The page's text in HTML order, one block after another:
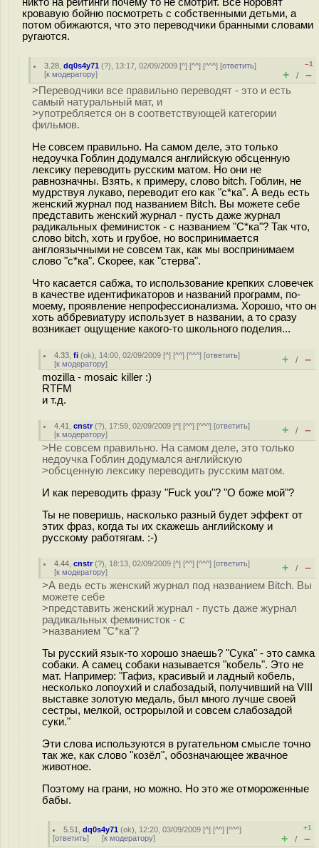
кровавую бойню посмотреть с собственными детьми, а
потом обижаются, что это переводчики бранными словами
ругаются.
3.28 ,dq0s4y71 (?), 13:17, 02/09/2009 [^] [^^] [^^^] [ответить]
[к модератору]
–1
+ / –
>Переводчики все правильно переводят - это и есть
самый натуральный мат, и
>употребляется он в соответствующей категории
фильмов.
Не совсем правильно. На самом деле, это только
недоучка Гоблин додумался английскую обсценную
лексику переводить русским матом. Но они не
равнозначны. Взять, к примеру, слово bitch. Гоблин, не
мудрствуя лукаво, переводит его как "с*ка". А ведь есть
женский журнал под названием Bitch. Вы можете себе
представить женский журнал - пусть даже журнал
радикальных феминисток - с названием "С*ка"? Так что,
слово bitch, хоть и грубое, но воспринимается
англоязычными не совсем так, как мы воспринимаем
слово "с*ка". Скорее, как "стерва".
Что касается сабжа, то использование крепких словечек
в качестве идентификаторов и названий программ, по-
моему, проявление непрофессионализма. Хорошо, что он
хоть аббревиатуру использует в названии, а то сразу
возникает ощущение какого-то школьного поделия...
4.33 ,fi (ok), 14:00, 02/09/2009 [^] [^^] [^^^] [ответить]
[к модератору] + / –
mozilla - mosaic killer :)
RTFM
и т.д.
4.41 ,cnstr(?), 17:59, 02/09/2009 [^] [^^] [^^^] [ответить]
[к модератору] + / –
>Не совсем правильно. На самом деле, это только
недоучка Гоблин додумался английскую
>обсценную лексику переводить русским матом.
И как переводить фразу "Fuck you"? "О боже мой"?
Ты не поверишь, насколько разный будет эффект от
этих фраз, когда ты их скажешь английскому и
русскому работягам. :-)
4.44 ,cnstr(?), 18:13, 02/09/2009 [^] [^^] [^^^] [ответить]
[к модератору] + / –
>А ведь есть женский журнал под названием Bitch. Вы
можете себе
>представить женский журнал - пусть даже журнал
радикальных феминисток - с
>названием "С*ка"?
Ты русский язык-то хорошо знаешь? "Сука" - это самка
собаки. А самец собаки называется "кобель". Это не
мат. Например: "Гафиз, красивый и ладный кобель,
несколько лопоухий и слабозадый, получивший на VIII
выставке золотую медаль, был много лучше своей
сестры, мелкой, острорылой и совсем слабозадой
суки."
Эти слова используются в ругательном смысле точно
так же, как слово "козёл", обозначающее жвачное
животное.
Поэтому на грани, но можно. Но это же отмороженные
бабы.
5.51 ,dq0s4y71 (ok), 12:20, 03/09/2009 [^] [^^] [^^^]
[ответить] [к модератору]
+1
+ / –